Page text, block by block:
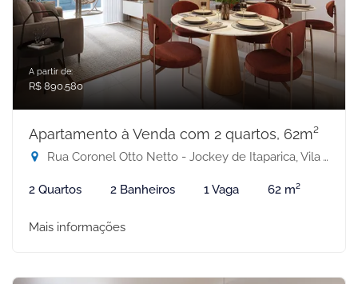
A partir de:
R$ 890.580
Apartamento à Venda com 2 quartos, 62m²
Rua Coronel Otto Netto - Jockey de Itaparica, Vila Velha-ES
2 Quartos 2 Banheiros 1 Vaga 62 m²
Mais informações